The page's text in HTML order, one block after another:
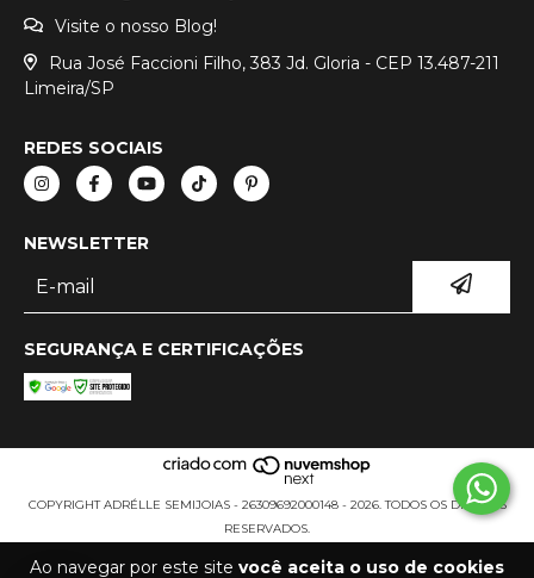
Ao navegar por este site você aceita o uso de cookies
Visite o nosso Blog!
Rua José Faccioni Filho, 383 Jd. Gloria - CEP 13.487-211
Limeira/SP
REDES SOCIAIS
NEWSLETTER
SEGURANÇA E CERTIFICAÇÕES
COPYRIGHT ADRÉLLE SEMIJOIAS - 26309692000148 - 2026. TODOS OS DIREITOS
RESERVADOS.